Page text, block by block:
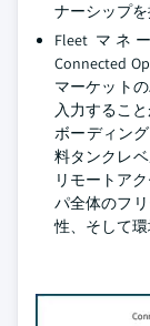
ナーシップを
Fleet マネ
Connected
マーケット
入力するこ
ボーディン
料タンクレ
リモートア
パ全体のフ
性、そして環